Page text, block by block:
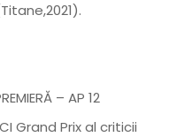
– AP 12
Grand Prix al criticii